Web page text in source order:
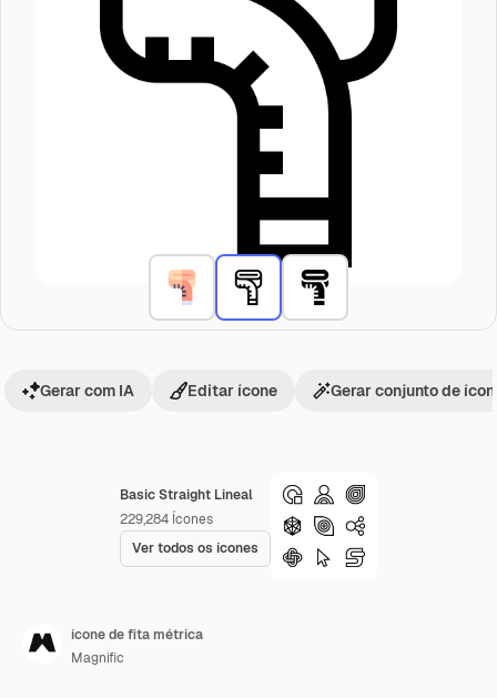
Basic Straight Lineal
229,284 Ícones
Ver todos os ícones
Gerar com IA Editar ícone Gerar conjunto de
ícone de fita métrica
Magnific